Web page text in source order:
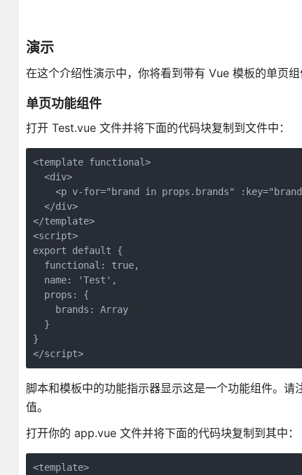
演示
在这个介绍性演示中，你将看到带有 Vue 模板的单页
单页功能组件
打开 Test.vue 文件并将下面的代码块复制到文件中：
<template functional>
  <div>
<p v-for="brand in props.brands"
  </div>
</template>
<script>
export default {
  functional: true,
  name: 'Test',
  props: {
    brands: Array
  }
}
</script>
脚本和模板中的功能指示器显示这是一个功能组件。
值。
打开你的 app.vue 文件并将下面的代码块复制到其中：
<template>